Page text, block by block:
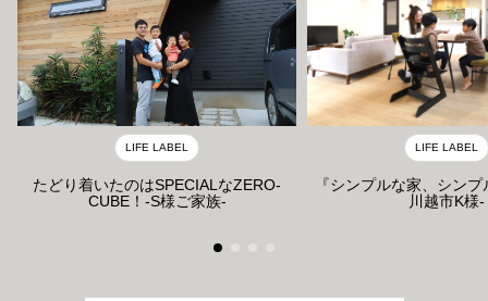
LIFE LABEL
たどり着いたのはSPECIALなZERO-
CUBE！-S様ご家族-
LIFE LABEL
『シンプルな家、シン
川越市K様-